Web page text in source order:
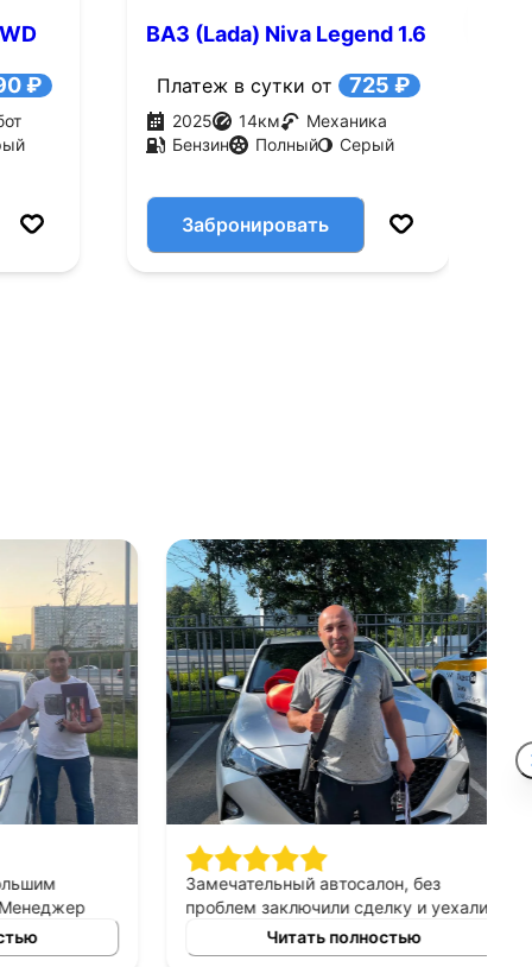
₽
ВАЗ (Lada) Niva Legend 1.6
Платеж в сутки от 725 ₽
2025 14км
Механика
Бензин
Полный Серый
Забронировать
Замечательный автосалон, без
проблем заключили сделку и уехали в
этот же день на новой машине.
Рекомендую!
Читать полностью